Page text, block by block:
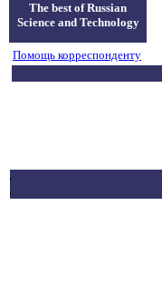
The best of Russian
Science and Technology
Помощь корреспонденту